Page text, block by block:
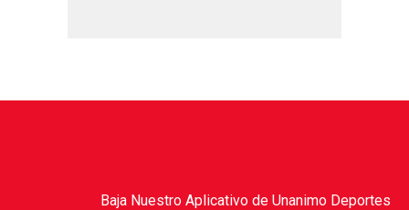
Baja Nuestro Aplicativo de Unanimo Deportes